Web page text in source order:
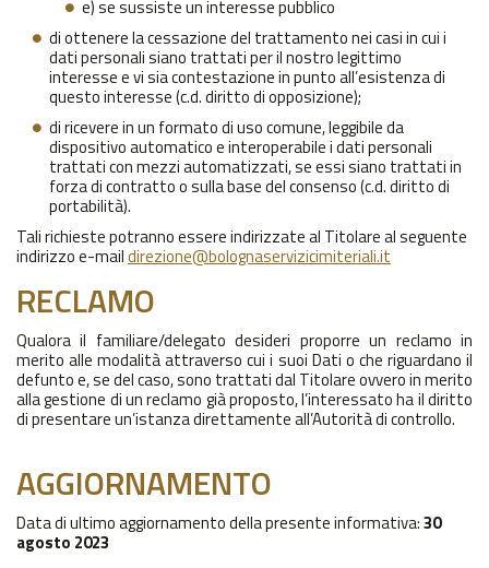
e) se sussiste un interesse pubblico
di ottenere la cessazione del trattamento nei casi in cui i
dati personali siano trattati per il nostro legittimo
interesse e vi sia contestazione in punto all’esistenza di
questo interesse (c.d. diritto di opposizione);
di ricevere in un formato di uso comune, leggibile da
dispositivo automatico e interoperabile i dati personali
trattati con mezzi automatizzati, se essi siano trattati in
forza di contratto o sulla base del consenso (c.d. diritto di
portabilità).
Tali richieste potranno essere indirizzate al Titolare al seguente
indirizzo e-maildirezione@bolognaservizicimiteriali.it
RECLAMO
Qualora il familiare/delegato desideri proporre un reclamo in
merito alle modalità attraverso cui i suoi Dati o che riguardano il
defunto e, se del caso, sono trattati dal Titolare ovvero in merito
alla gestione di un reclamo già proposto, l’interessato ha il diritto
di presentare un’istanza direttamente all’Autorità di controllo.
AGGIORNAMENTO
Data di ultimo aggiornamento della presente informativa:30
agosto 2023